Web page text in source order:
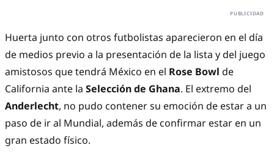
Huerta junto con otros futbolistas aparecieron en el día
de medios previo a la presentación de la lista y del juego
amistosos que tendrá México en el Rose Bowl de
California ante la Selección de Ghana. El extremo del
Anderlecht, no pudo contener su emoción de estar a un
paso de ir al Mundial, además de confirmar estar en un
gran estado físico.